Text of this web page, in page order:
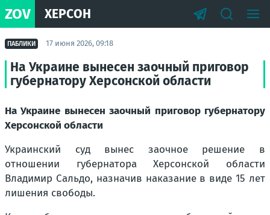
ZOV ХЕРСОН
ПАБЛИКИ 17 июня 2026, 09:18
На Украине вынесен заочный приговор
губернатору Херсонской области
На Украине вынесен заочный приговор губернатору
Херсонской области
Украинский суд вынес заочное решение в
отношении губернатора Херсонской области
Владимир Сальдо, назначив наказание в виде 15 лет
лишения свободы.